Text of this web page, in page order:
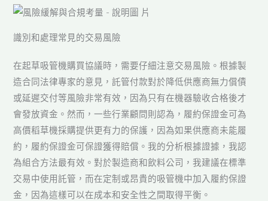
識別和處理常見的交易風險
在起草吸管機購買協議時，需要仔細注意交易風險。根據製
造合同法律專家的意見，託管付款對於降低供應商無力償債
或延遲交付等風險非常有效，因為只有在機器驗收合格後才
會發放資金。然而，一些行業顧問則認為，履約保證金可為
高價稻草機採購提供更有力的保護，因為如果供應商未能履
約，履約保證金可保證獲得賠償。我的分析根據證據，我認
為組合方法最有效。對於製造商和飲料公司，我建議在標準
交易中使用託管，而在定制或昂貴的吸管機中加入履約保證
金，因為這樣可以在成本和安全性之間取得平衡。